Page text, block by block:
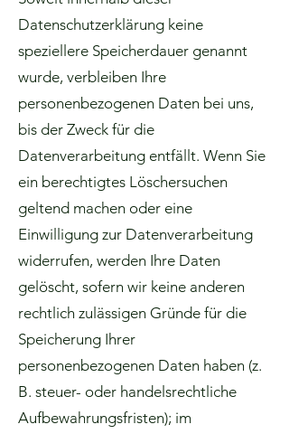
Datenschutzerklärung keine
speziellere Speicherdauer genannt
wurde, verbleiben Ihre
personenbezogenen Daten bei uns,
bis der Zweck für die
Datenverarbeitung entfällt. Wenn Sie
ein berechtigtes Löschersuchen
geltend machen oder eine
Einwilligung zur Datenverarbeitung
widerrufen, werden Ihre Daten
gelöscht, sofern wir keine anderen
rechtlich zulässigen Gründe für die
Speicherung Ihrer
personenbezogenen Daten haben (z.
B. steuer- oder handelsrechtliche
Aufbewahrungsfristen); im